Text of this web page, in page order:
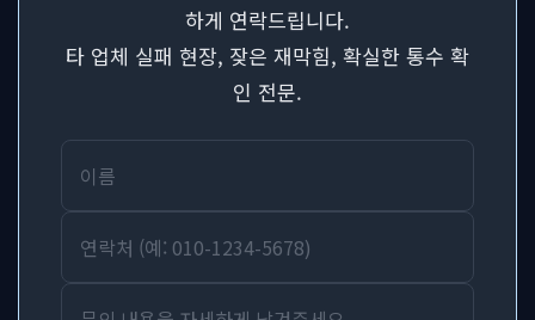
하게 연락드립니다.
타 업체 실패 현장, 잦은 재막힘, 확실한 통수 확
인 전문.